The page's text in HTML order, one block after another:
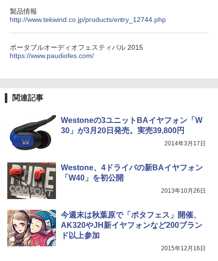
製品情報
http://www.tekwind.co.jp/products/entry_12744.php
ポータブルオーディオフェスティバル 2015
https://www.paudiofes.com/
関連記事
Westoneの3ユニットBAイヤフォン「W
30」が3月20日発売。実売39,800円
2014年3月17日
Westone、4ドライバの新BAイヤフォン
「W40」を初公開
2013年10月26日
今週末は秋葉原で「ポタフェス」開催、
AK320やJH新イヤフォンなど200ブラン
ド以上参加
2015年12月16日